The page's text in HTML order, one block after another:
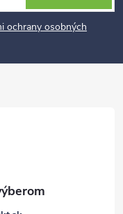
ochrany osobných